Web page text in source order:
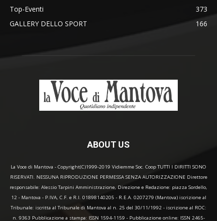
Top-Eventi
373
GALLERY DELLO SPORT
166
ABOUT US
La Voce di Mantova - Copyright(C)1999-2019 Vidiemme Soc. Coop TUTTI I DIRITTI SONO
RISERVATI. NESSUNA RIPRODUZIONE PERMESSA SENZA AUTORIZZAZIONE Direttore
responsabile: Alessio Tarpini Amministrazione, Direzione e Redazione: piazza Sordello,
12 - Mantova - P.IVA, C.F. e R.I. 01898140205 - R.E.A. 0207279 (Mantova) iscrizione al
Tribunale: iscritta al Tribunale di Mantova al n. 25 del 30/11/1992 - iscrizione al ROC:
n. 9363 Pubblicazione a stampa: ISSN 1594-1159 - Pubblicazione online: ISSN 2465-